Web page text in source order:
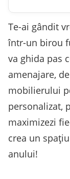
Te-ai gândit
într-un birou
va ghida pas
amenajare,
mobilierului
personalizat,
maximizezi
crea un
anului!